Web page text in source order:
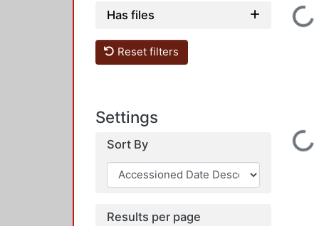
Has files
Reset filters
Settings
Sort By
Results per page
Loading...
Loading...